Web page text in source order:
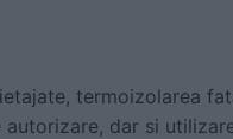
termoizolarea
dar si